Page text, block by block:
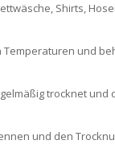
Shirts,
und
trocknet und
und den